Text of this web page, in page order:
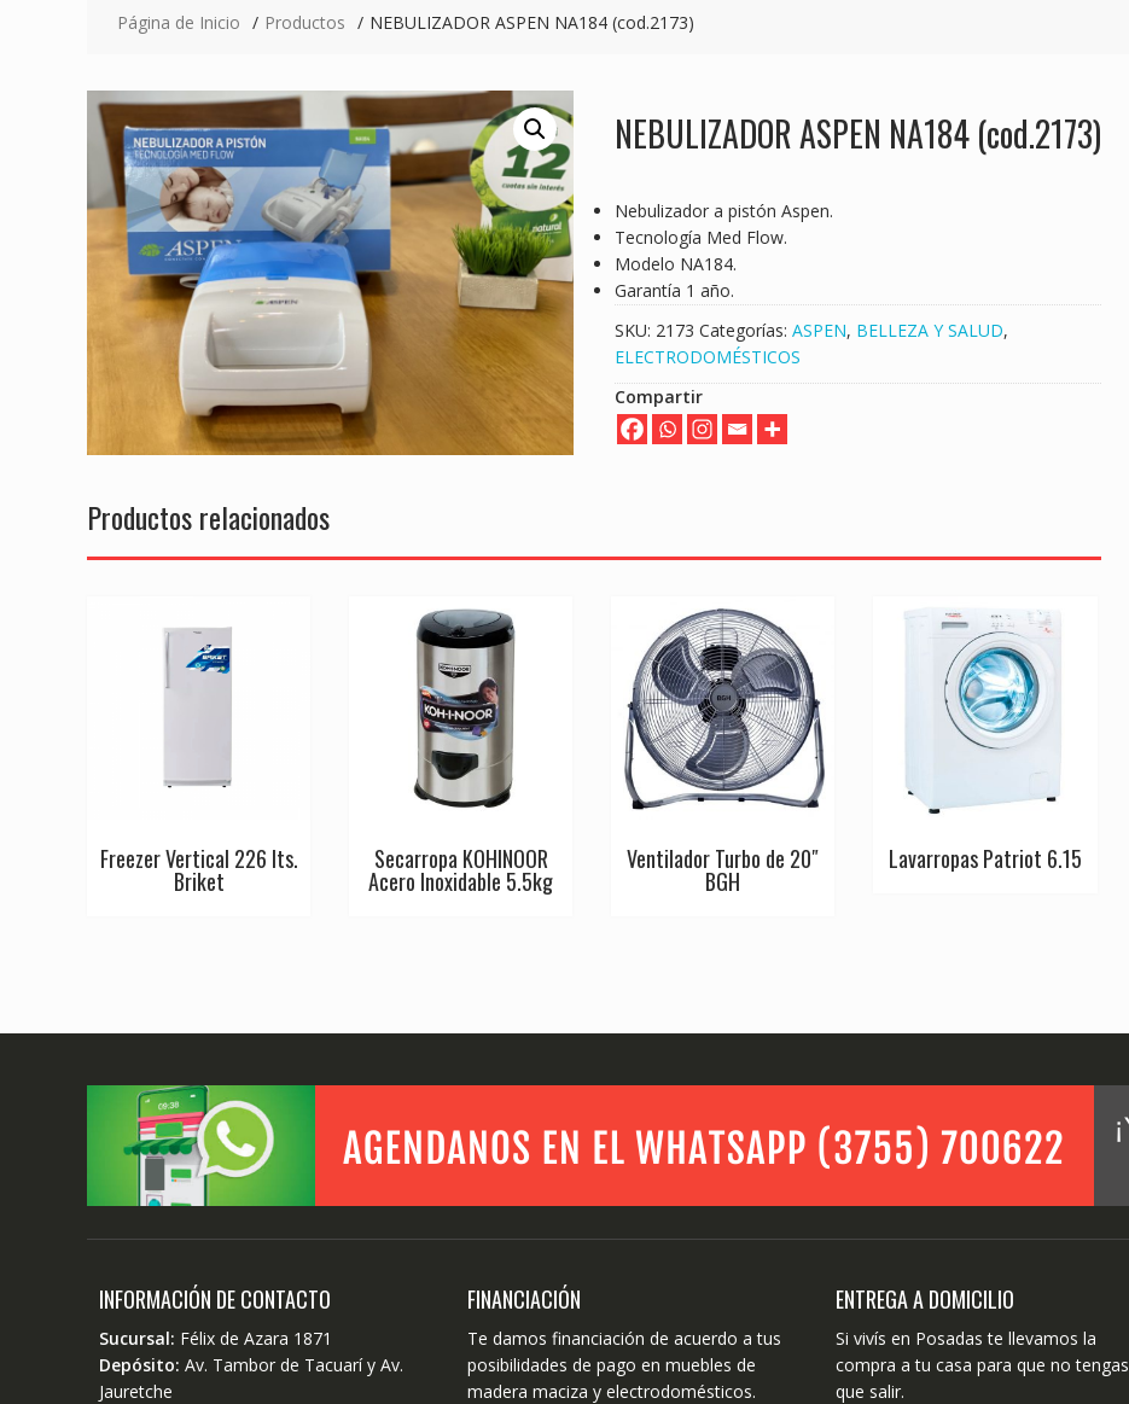
Página de Inicio Productos NEBULIZADOR ASPEN NA184 (cod.2173)
NEBULIZADOR ASPEN NA184 (cod.2173)
Nebulizador a pistón Aspen.
Tecnología Med Flow.
Modelo NA184.
Garantía 1 año.
SKU: 2173 Categorías: ASPEN, BELLEZA Y SALUD,
ELECTRODOMÉSTICOS
Compartir
Productos relacionados
Freezer Vertical 226 lts.
Briket
Secarropa KOHINOOR
Acero Inoxidable 5.5kg
Ventilador Turbo de 20″
BGH
Lavarropas Patriot 6.15
INFORMACIÓN DE CONTACTO
Sucursal: Félix de Azara 1871
Depósito: Av. Tambor de Tacuarí y Av.
Jauretche
FINANCIACIÓN
Te damos financiación de acuerdo a tus
posibilidades de pago en muebles de
madera maciza y electrodomésticos.
ENTREGA A DOMICILIO
Si vivís en Posadas te llevamos la
compra a tu casa para que no tengas
que salir.